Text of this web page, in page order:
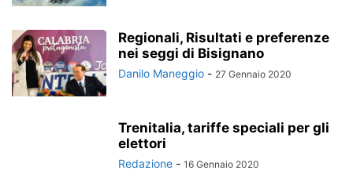
Regionali, Risultati e preferenze
nei seggi di Bisignano
Danilo Maneggio - 27 Gennaio 2020
Trenitalia, tariffe speciali per gli
elettori
Redazione - 16 Gennaio 2020